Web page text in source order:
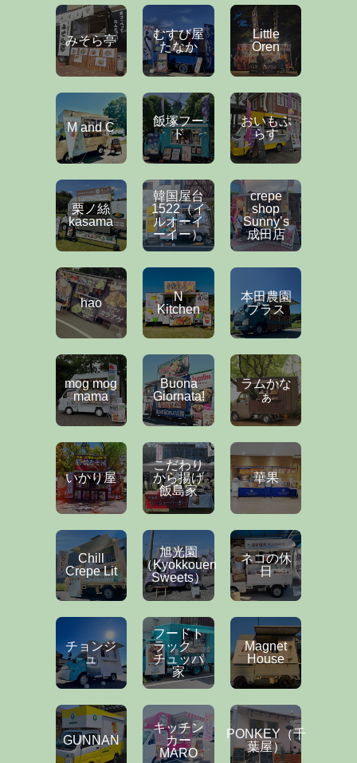
みそら亭
むすび屋
たなか
Little
Oren
M and C
飯塚フー
ド
おいもぷ
らす
栗ノ絲
kasama
韓国屋台
1522（イ
ルオーイ
ーイー）
crepe
shop
Sunny’s
成田店
hao
N
Kitchen
本田農園
プラス
mog mog
mama
Buona
Giornata!
ラムかな
ぁ
いかり屋
こだわり
から揚げ
飯島家
華果
Chill
Crepe Lit
旭光園
（Kyokkouen
Sweets）
ネコの休
日
チョンジ
ュ
フードト
ラック
チュッパ
家
Magnet
House
GUNNAN
キッチン
カー
MARO
PONKEY（千
葉屋）